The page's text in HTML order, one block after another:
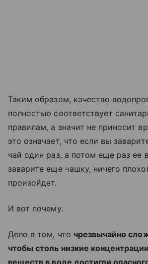
Таким образом, качество
полностью соответствует
правилам, а значит не приносит
это означает, что если вы
чай один раз, а потом еще раз ее
заварите еще чашку, ничего
произойдет.
И вот почему.
Дело в том, что чрезвычайно
чтобы столь низкие
веществ в воде достигли